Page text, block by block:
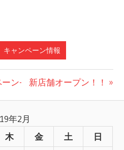
キャンペーン情報
ン-
次
事:
新店舗オープン！！
年2月
木 金 土 日